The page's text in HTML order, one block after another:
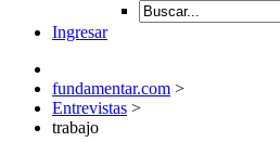
Ingresar
fundamentar.com >
Entrevistas >
trabajo